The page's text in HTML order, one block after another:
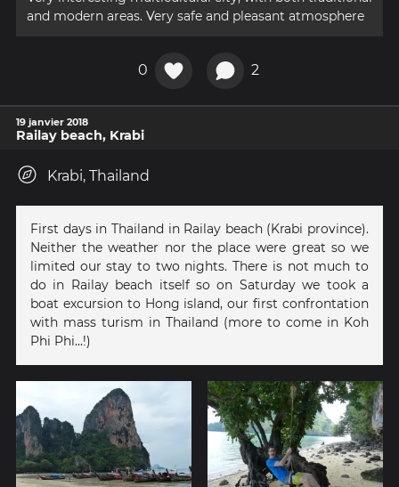
and modern areas. Very safe and pleasant atmosphere
0 2
19 janvier 2018
Railay beach, Krabi
Krabi, Thailand
First days in Thailand in Railay beach (Krabi province).
Neither the weather nor the place were great so we
limited our stay to two nights. There is not much to
do in Railay beach itself so on Saturday we took a
boat excursion to Hong island, our first confrontation
with mass turism in Thailand (more to come in Koh
Phi Phi...!)